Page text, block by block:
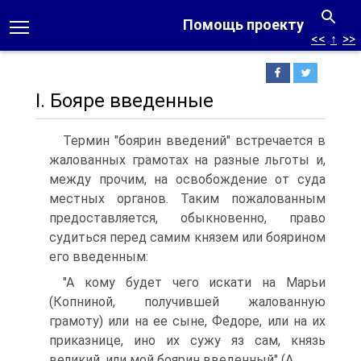
Помощь проекту
<< ↑ >>
I. Бояре введенные
Термин "боярин введений" встречается в
жалованных грамотах на разные льготы и,
между прочим, на освобождение от суда
местных органов. Таким пожалованным
предоставляется, обыкновенно, право
судиться перед самим князем или боярином
его введенным:
"А кому будет чего искати на Марьи
(Копниной, получившей жалованную
грамоту) или на ее сыне, Федоре, или на их
приказнице, ино их сужу яз сам, князь